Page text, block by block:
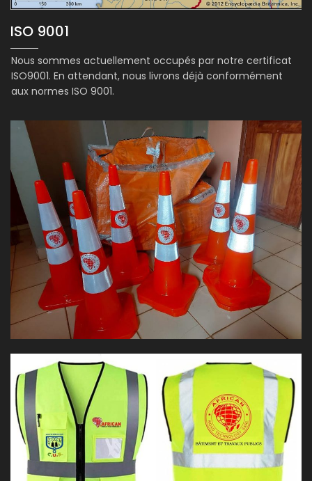
ISO 9001
Nous sommes actuellement occupés par notre certificat
ISO9001. En attendant, nous livrons déjà conformément
aux normes ISO 9001.